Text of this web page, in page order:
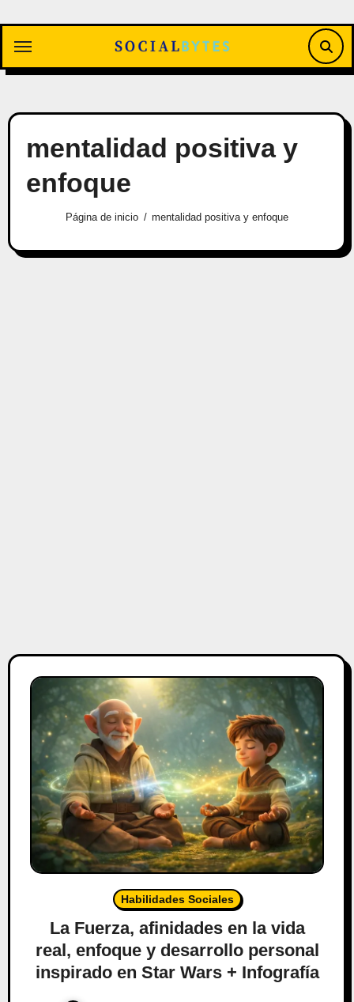
contenido
mentalidad positiva y
enfoque
Página de inicio mentalidad positiva y enfoque
Habilidades Sociales
La Fuerza, afinidades en la vida
real, enfoque y desarrollo personal
inspirado en Star Wars + Infografía